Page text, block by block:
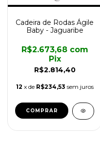
Cadeira de Rodas Ágile
Baby - Jaguaribe
R$2.814,40
R$2.673,68 com
Pix
12 x de R$234,53 sem juros